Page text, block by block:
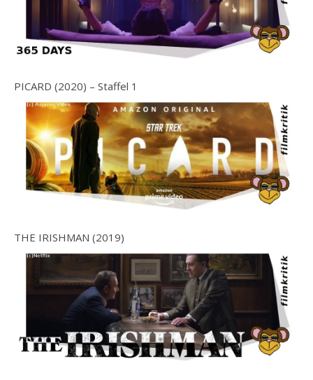
PICARD (2020) – Staffel 1
THE IRISHMAN (2019)